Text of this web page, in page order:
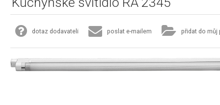
dotaz dodavateli poslat e-mailem přidat do můj